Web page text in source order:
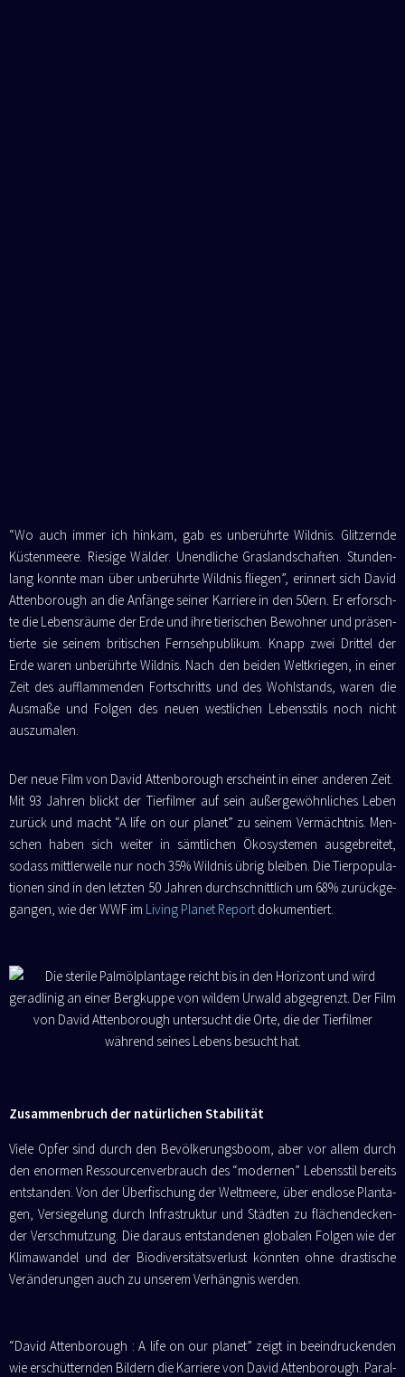
“Wo auch immer ich hin­kam, gab es unbe­rühr­te Wild­nis. Glit­zern­de
Küs­ten­mee­re. Rie­si­ge Wäl­der. Unend­li­che Gras­land­schaf­ten. Stun­den­
lang konn­te man über unbe­rühr­te Wild­nis flie­gen”, erin­nert sich David
Atten­bo­rough an die Anfän­ge sei­ner Kar­rie­re in den 50ern. Er erforsch­
te die Lebens­räu­me der Erde und ihre tie­ri­schen Bewoh­ner und prä­sen­
tier­te sie sei­nem bri­ti­schen Fern­seh­pu­bli­kum. Knapp zwei Drit­tel der
Erde waren unbe­rühr­te Wild­nis. Nach den bei­den Welt­krie­gen, in einer
Zeit des auf­flam­men­den Fort­schritts und des Wohl­stands, waren die
Aus­ma­ße und Fol­gen des neu­en west­li­chen Lebens­stils noch nicht
auszumalen.
Der neue Film von David Atten­bo­rough erscheint in einer ande­ren Zeit.
Mit 93 Jah­ren blickt der Tier­fil­mer auf sein außer­ge­wöhn­li­ches Leben
zurück und macht “A life on our pla­net” zu sei­nem Ver­mächt­nis. Men­
schen haben sich wei­ter in sämt­li­chen Öko­sys­te­men aus­ge­brei­tet,
sodass mitt­ler­wei­le nur noch 35% Wild­nis übrig blei­ben. Die Tier­po­pu­la­
tio­nen sind in den letz­ten 50 Jah­ren durch­schnitt­lich um 68% zurück­ge­
gan­gen, wie der WWF im Living Pla­net Report dokumentiert.
Zusammenbruch der natürlichen Stabilität
Vie­le Opfer sind durch den Bevöl­ke­rungs­boom, aber vor allem durch
den enor­men Res­sour­cen­ver­brauch des “moder­nen” Lebens­stil bereits
ent­stan­den. Von der Über­fi­schung der Welt­mee­re, über end­lo­se Plan­ta­
gen, Ver­sie­ge­lung durch Infra­struk­tur und Städ­ten zu flä­chen­de­cken­
der Ver­schmut­zung. Die dar­aus ent­stan­de­nen glo­ba­len Fol­gen wie der
Kli­ma­wan­del und der Bio­di­ver­si­täts­ver­lust könn­ten ohne dras­ti­sche
Ver­än­de­run­gen auch zu unse­rem Ver­häng­nis werden.
“David Atten­bo­rough : A life on our pla­net” zeigt in beein­dru­cken­den
wie erschüt­tern­den Bil­dern die Kar­rie­re von David Atten­bo­rough. Par­al­